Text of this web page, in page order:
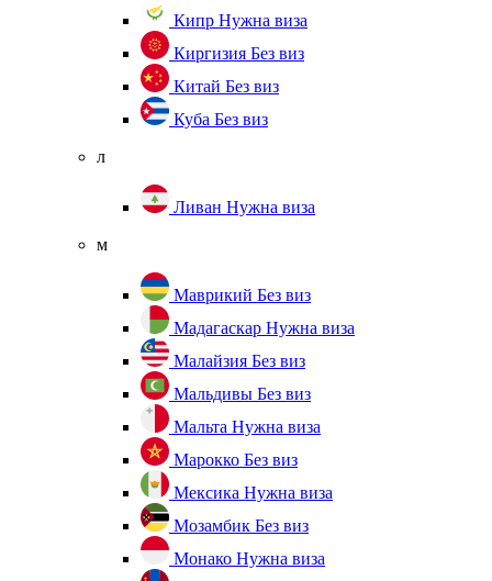
Кипр Нужна виза
Киргизия Без виз
Китай Без виз
Куба Без виз
л
Ливан Нужна виза
м
Маврикий Без виз
Мадагаскар Нужна виза
Малайзия Без виз
Мальдивы Без виз
Мальта Нужна виза
Марокко Без виз
Мексика Нужна виза
Мозамбик Без виз
Монако Нужна виза